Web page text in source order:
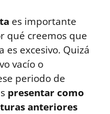
es importante
qué creemos que
excesivo. Quizá
vacío o
periodo de
presentar como
anteriores